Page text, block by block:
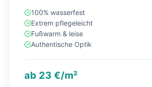
100% wasserfest
Extrem pflegeleicht
Fußwarm & leise
Authentische Optik
ab 23 €/m²